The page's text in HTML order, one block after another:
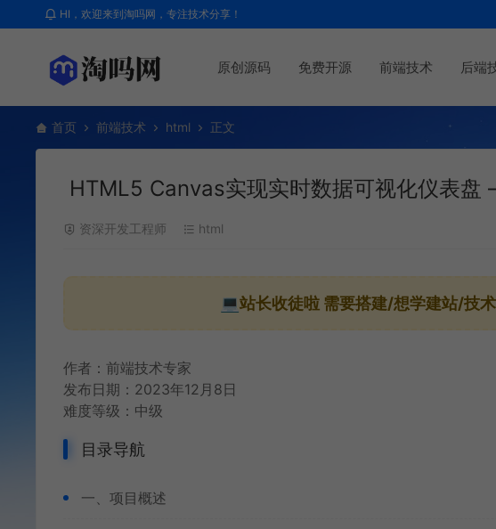
HI，欢迎来到淘吗网，专注技术分享！
原创源码 免费开源 前端技术 后端
首页 前端技术 html 正文
HTML5 Canvas实现实时数据可视化仪表盘
资深开发工程师 html
💻站长收徒啦 需要搭建/想学建站/技
作者：前端技术专家
发布日期：2023年12月8日
难度等级：中级
目录导航
一、项目概述